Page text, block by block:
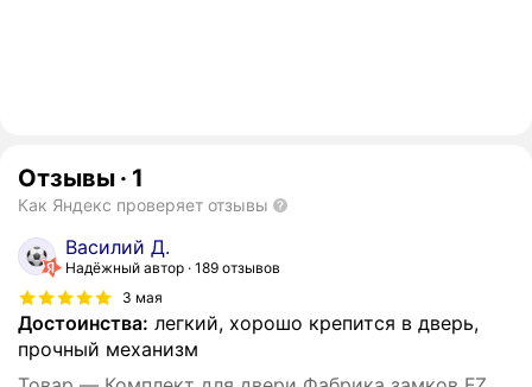
Отзывы · 1
Как Яндекс проверяет отзывы
Василий Д.
Надёжный автор 189 отзывов
3 мая
Достоинства: легкий, хорошо крепится в дверь,
прочный механизм